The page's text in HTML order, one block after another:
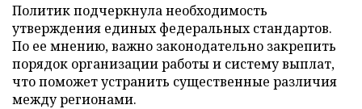
Политик подчеркнула необходимость
утверждения единых федеральных стандартов.
По ее мнению, важно законодательно закрепить
порядок организации работы и систему выплат,
что поможет устранить существенные различия
между регионами.